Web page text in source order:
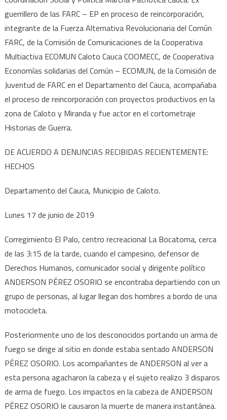
guerrillero de las FARC – EP en proceso de reincorporación,
integrante de la Fuerza Alternativa Revolucionaria del Común
FARC, de la Comisión de Comunicaciones de la Cooperativa
Multiactiva ECOMUN Caloto Cauca COOMECC, de Cooperativa
Economías solidarias del Común – ECOMUN, de la Comisión de
Juventud de FARC en el Departamento del Cauca, acompañaba
el proceso de reincorporación con proyectos productivos en la
zona de Caloto y Miranda y fue actor en el cortometraje
Historias de Guerra.
DE ACUERDO A DENUNCIAS RECIBIDAS RECIENTEMENTE:
HECHOS
Departamento del Cauca, Municipio de Caloto.
Lunes 17 de junio de 2019
Corregimiento El Palo, centro recreacional La Bocatoma, cerca
de las 3:15 de la tarde, cuando el campesino, defensor de
Derechos Humanos, comunicador social y dirigente político
ANDERSON PÉREZ OSORIO se encontraba departiendo con un
grupo de personas, al lugar llegan dos hombres a bordo de una
motocicleta.
Posteriormente uno de los desconocidos portando un arma de
fuego se dirige al sitio en donde estaba sentado ANDERSON
PÉREZ OSORIO. Los acompañantes de ANDERSON al ver a
esta persona agacharon la cabeza y el sujeto realizo 3 disparos
de arma de fuego. Los impactos en la cabeza de ANDERSON
PÉREZ OSORIO le causaron la muerte de manera instantánea.